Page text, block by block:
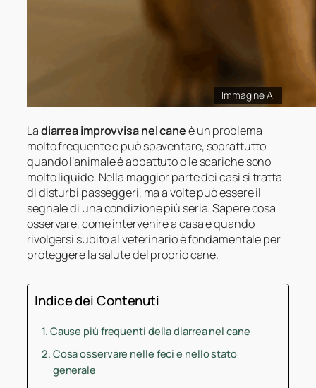
Immagine AI
Ladiarrea improvvisa nel caneè un problema
molto frequente e può spaventare, soprattutto
quando l’animale è abbattuto o le scariche sono
molto liquide. Nella maggior parte dei casi si tratta
di disturbi passeggeri, ma a volte può essere il
segnale di una condizione più seria. Sapere cosa
osservare, come intervenire a casa e quando
rivolgersi subito al veterinario è fondamentale per
proteggere la salute del proprio cane.
Indice dei Contenuti
Cause più frequenti della diarrea nel cane
Cosa osservare nelle feci e nello stato
generale